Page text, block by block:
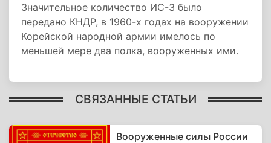
Значительное количество ИС-3 было
передано КНДР, в 1960-х годах на вооружении
Корейской народной армии имелось по
меньшей мере два полка, вооруженных ими.
СВЯЗАННЫЕ СТАТЬИ
Вооруженные силы России